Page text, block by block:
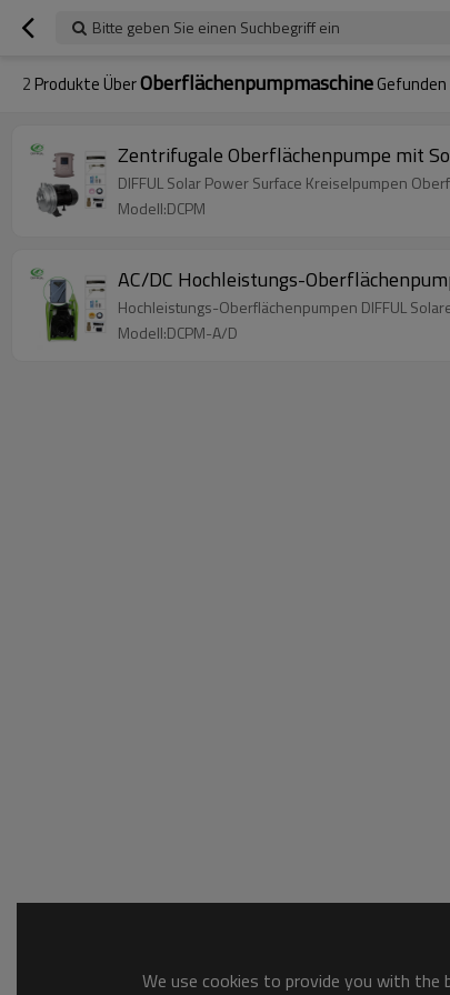
Bitte geben Sie einen Suchbegriff ein
2 Produkte ÜberOberflächenpumpmaschineGefunden
Zentrifugale Oberflächenpumpe mit
DIFFUL Solar Power Surface Kreiselpumpen
Modell:DCPM
AC/DC Hochleistungs-
Hochleistungs-Oberflächenpumpen DIFFUL
Modell:DCPM-A/D
We use cookies to provide you with the